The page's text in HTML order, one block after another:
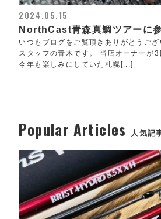
2024.05.15
NorthCast青森真鯛ツアーに参
いつもブログをご覧頂きありがとうご
スタッフの青木です。 当店オーナーが3
今年も楽しみにしていた札幌[...]
Popular Articles 人気記